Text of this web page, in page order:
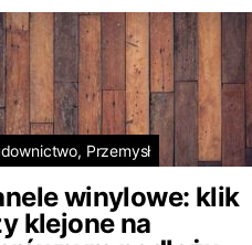
Przemysł
winylowe: klik
klejone na